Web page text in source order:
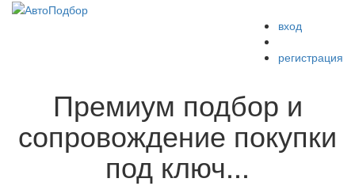
вход
регистрация
Премиум подбор и
сопровождение покупки
под ключ...